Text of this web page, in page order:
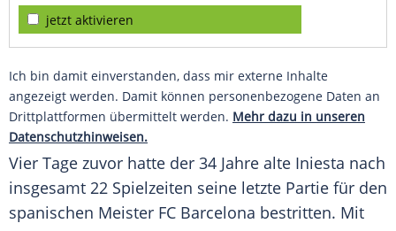
jetzt aktivieren
Ich bin damit einverstanden, dass mir externe Inhalte
angezeigt werden. Damit können personenbezogene Daten an
Drittplattformen übermittelt werden. Mehr dazu in unseren
Datenschutzhinweisen.
Vier Tage zuvor hatte der 34 Jahre alte Iniesta nach
insgesamt 22 Spielzeiten seine letzte Partie für den
spanischen Meister FC Barcelona bestritten. Mit